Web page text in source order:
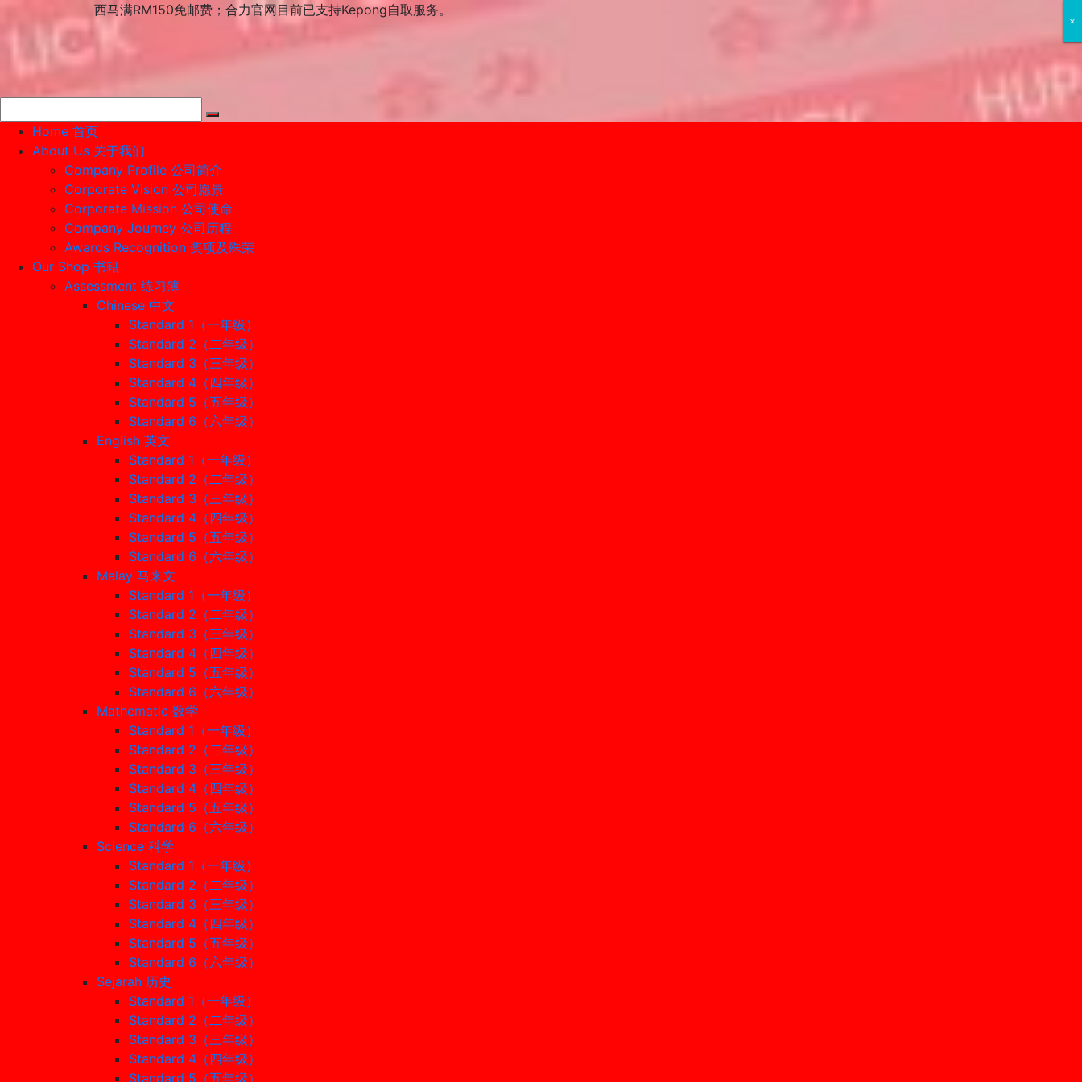
西马满RM150免邮费；合力官网目前已支持Kepong自取服务。
Home 首页
About Us 关于我们
Company Profile 公司简介
Corporate Vision 公司愿景
Corporate Mission 公司使命
Company Journey 公司历程
Awards Recognition 奖项及殊荣
Our Shop 书籍
Assessment 练习簿
Chinese 中文
Standard 1（一年级）
Standard 2（二年级）
Standard 3（三年级）
Standard 4（四年级）
Standard 5（五年级）
Standard 6（六年级）
English 英文
Standard 1（一年级）
Standard 2（二年级）
Standard 3（三年级）
Standard 4（四年级）
Standard 5（五年级）
Standard 6（六年级）
Malay 马来文
Standard 1（一年级）
Standard 2（二年级）
Standard 3（三年级）
Standard 4（四年级）
Standard 5（五年级）
Standard 6（六年级）
Mathematic 数学
Standard 1（一年级）
Standard 2（二年级）
Standard 3（三年级）
Standard 4（四年级）
Standard 5（五年级）
Standard 6（六年级）
Science 科学
Standard 1（一年级）
Standard 2（二年级）
Standard 3（三年级）
Standard 4（四年级）
Standard 5（五年级）
Standard 6（六年级）
Sejarah 历史
Standard 1（一年级）
Standard 2（二年级）
Standard 3（三年级）
Standard 4（四年级）
Standard 5（五年级）
×
×
×